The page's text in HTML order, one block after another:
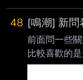
48 [鳴潮] 新問
前面問一些
比較喜歡的
關的影片